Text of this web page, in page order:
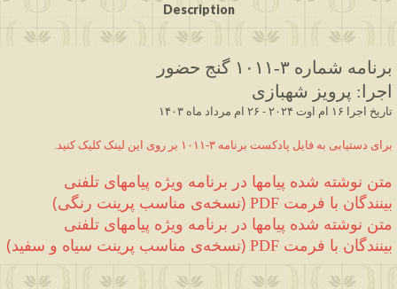
Description
برنامه شماره ۳ -۱۰۱۱
گنج حضور
اجرا : پرویز شهبازی
۱۴۰۳ تاریخ اجرا ۱۶ ام اوت ۲۰۲۴ - ۲۶ ام مرداد ماه
.برای دستیابی به فایل پادکست برنامه ۳-۱۰۱۱ بر روی این لینک کلیک کنید
متن نوشته شده
بینندگان با فرمت PDF
(نسخه‌ی مناسب پرینت رنگی
)
متن نوشته شده
بینندگان با فرمت PDF
(نسخه‌ی مناسب پرینت سیاه و سفید )